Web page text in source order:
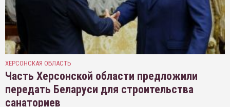
ХЕРСОНСКАЯ ОБЛАСТЬ
Часть Херсонской области предложили
передать Беларуси для строительства
санаториев